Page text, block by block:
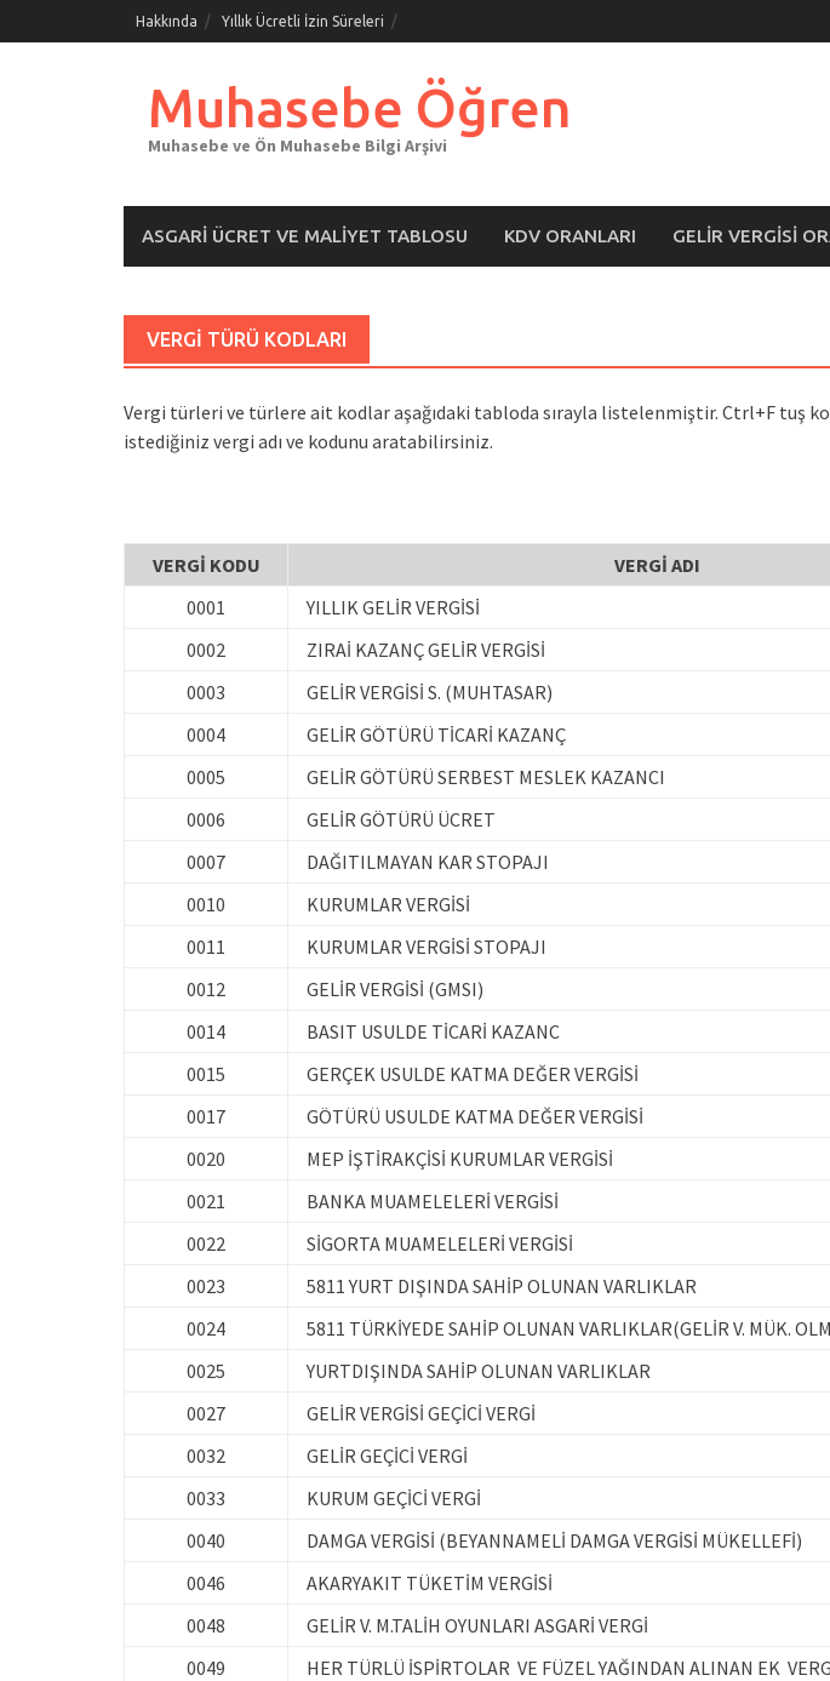
to
Hakkında Yıllık Ücretli İzin Süreleri
Muhasebe Öğren
Muhasebe ve Ön Muhasebe Bilgi Arşivi
ASGARI ÜCRET VE MALIYET TABLOSU KDV ORANLARI GELIR VERGISI
VERGI TÜRÜ KODLARI
Vergi türleri ve türlere ait kodlar aşağıdaki tabloda sırayla listelenmiştir. Ctrl+F tuş
istediğiniz vergi adı ve kodunu aratabilirsiniz.
VERGİ KODU
VERGİ ADI
0001
YILLIK GELİR VERGİSİ
0002
ZIRAİ KAZANÇ GELİR VERGİSİ
0003
GELİR VERGİSİ S. (MUHTASAR)
0004
GELİR GÖTÜRÜ TİCARİ KAZANÇ
0005
GELİR GÖTÜRÜ SERBEST MESLEK KAZANCI
0006
GELİR GÖTÜRÜ ÜCRET
0007
DAĞITILMAYAN KAR STOPAJI
0010
KURUMLAR VERGİSİ
0011
KURUMLAR VERGİSİ STOPAJI
0012
GELİR VERGİSİ (GMSI)
0014
BASIT USULDE TİCARİ KAZANC
0015
GERÇEK USULDE KATMA DEĞER VERGİSİ
0017
GÖTÜRÜ USULDE KATMA DEĞER VERGİSİ
0020
MEP İŞTİRAKÇİSİ KURUMLAR VERGİSİ
0021
BANKA MUAMELELERİ VERGİSİ
0022
SİGORTA MUAMELELERİ VERGİSİ
0023
5811 YURT DIŞINDA SAHİP OLUNAN VARLIKLAR
0024
5811 TÜRKİYEDE SAHİP OLUNAN VARLIKLAR(GELİR V. MÜK.
0025
YURTDIŞINDA SAHİP OLUNAN VARLIKLAR
0027
GELİR VERGİSİ GEÇİCİ VERGİ
0032
GELİR GEÇİCİ VERGİ
0033
KURUM GEÇİCİ VERGİ
0040
DAMGA VERGİSİ (BEYANNAMELİ DAMGA VERGİSİ MÜKELLEFİ)
0046
AKARYAKIT TÜKETİM VERGİSİ
0048
GELİR V. M.TALİH OYUNLARI ASGARİ VERGİ
0049
HER TÜRLÜ İSPİRTOLAR VE FÜZEL YAĞINDAN ALINAN EK